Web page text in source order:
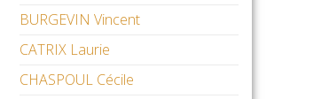
BURGEVIN Vincent
CATRIX Laurie
CHASPOUL Cécile